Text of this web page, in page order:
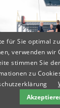
8 300 66 8
für Sie optimal
verwenden wir
stimmen Sie
zu